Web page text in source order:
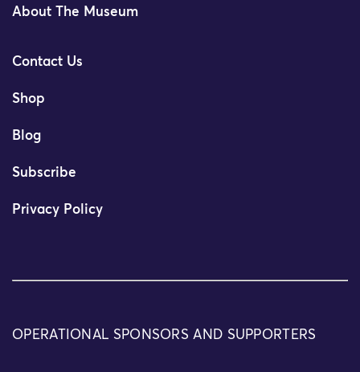
About The Museum
Contact Us
Shop
Blog
Subscribe
Privacy Policy
OPERATIONAL SPONSORS AND SUPPORTERS